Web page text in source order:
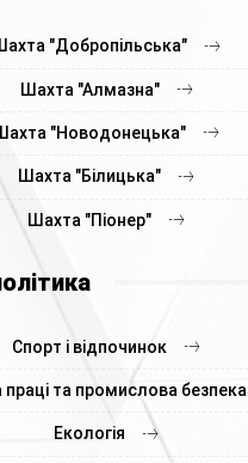
"Добропільська"
Шахта "Алмазна"
"Новодонецька"
Шахта "Білицька"
Шахта "Піонер"
Спорт і відпочинок
праці та промислова безпека
Екологія